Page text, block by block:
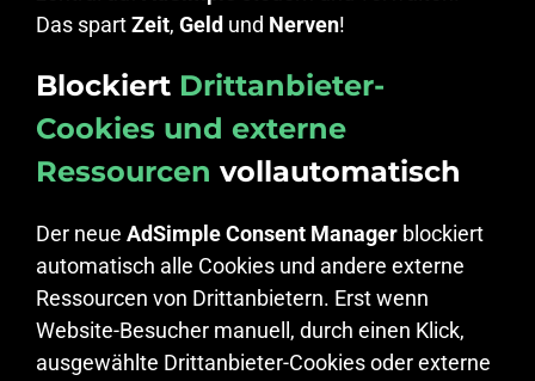
Das spartZeit, Geld und Nerven!
Blockiert Drittanbieter-
Cookies und externe
Ressourcen vollautomatisch
Der neue AdSimple Consent Manager blockiert
automatisch alle Cookies und andere externe
Ressourcen von Drittanbietern. Erst wenn
Website-Besucher manuell, durch einen Klick,
ausgewählte Drittanbieter-Cookies oder externe